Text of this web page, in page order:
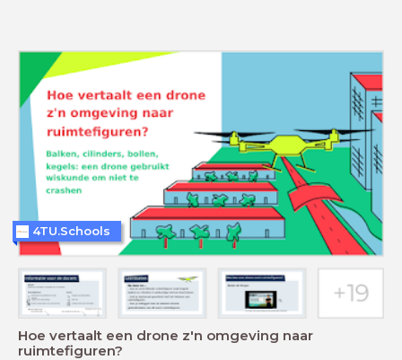
Hoe vertaalt een drone z'n omgeving naar
ruimtefiguren?
4TU.Schools